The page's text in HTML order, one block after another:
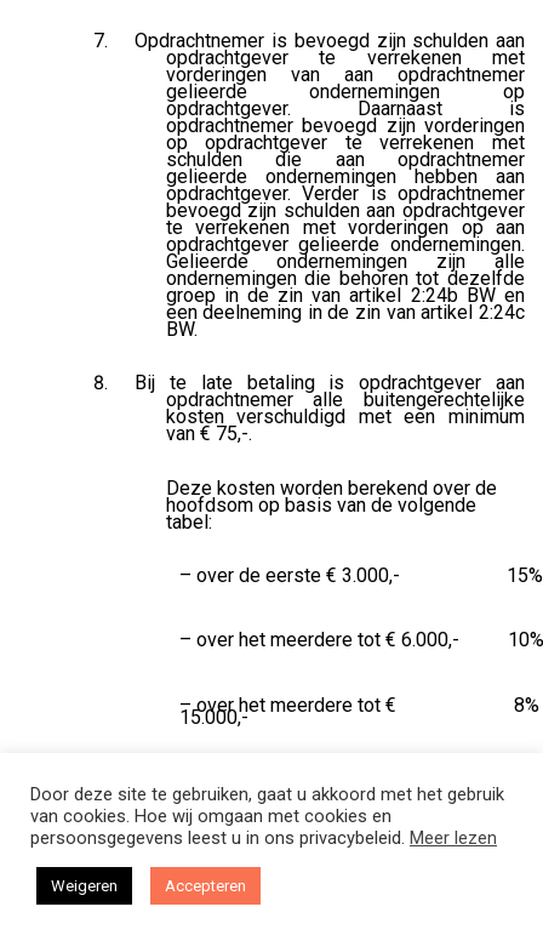
Opdrachtnemer is bevoegd zijn schulden aan
opdrachtgever te verrekenen met
vorderingen van aan opdrachtnemer
gelieerde ondernemingen op
opdrachtgever. Daarnaast is
opdrachtnemer bevoegd zijn vorderingen
op opdrachtgever te verrekenen met
schulden die aan opdrachtnemer
gelieerde ondernemingen hebben aan
opdrachtgever. Verder is opdrachtnemer
bevoegd zijn schulden aan opdrachtgever
te verrekenen met vorderingen op aan
opdrachtgever gelieerde ondernemingen.
Gelieerde ondernemingen zijn alle
ondernemingen die behoren tot dezelfde
groep in de zin van artikel 2:24b BW en
een deelneming in de zin van artikel 2:24c
BW.
Bij te late betaling is opdrachtgever aan
opdrachtnemer alle buitengerechtelijke
kosten verschuldigd met een minimum
van € 75,-.
Deze kosten worden berekend over de
hoofdsom op basis van de volgende
tabel:
– over de eerste € 3.000,- 15%
– over het meerdere tot € 6.000,-
– over het meerdere tot €
15.000,-
8%
– over het meerdere tot €
60.000,-
60.000,-
Door deze site te gebruiken, gaat u akkoord met het gebruik
van cookies. Hoe wij omgaan met cookies en
persoonsgegevens leest u in ons privacybeleid. Meer lezen
Weigeren Accepteren